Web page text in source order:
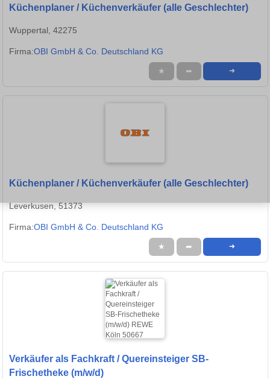
Küchenplaner / Küchenverkäufer (alle Geschlechter)
Wuppertal, 42275
Firma:OBI GmbH & Co. Deutschland KG
★ ➦ ➜
Küchenplaner / Küchenverkäufer (alle Geschlechter)
Leverkusen, 51373
Firma:OBI GmbH & Co. Deutschland KG
★ ➦ ➜
Verkäufer als Fachkraft / Quereinsteiger SB-
Frischetheke (m/w/d)